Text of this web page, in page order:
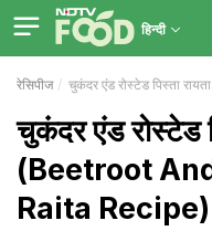
हिन्दी
रेसिपीज चुकंदर एंड रोस्टेड पिस्ता रायता
चुकंदर एंड रोस्टेड
(Beetroot
Raita Recipe)